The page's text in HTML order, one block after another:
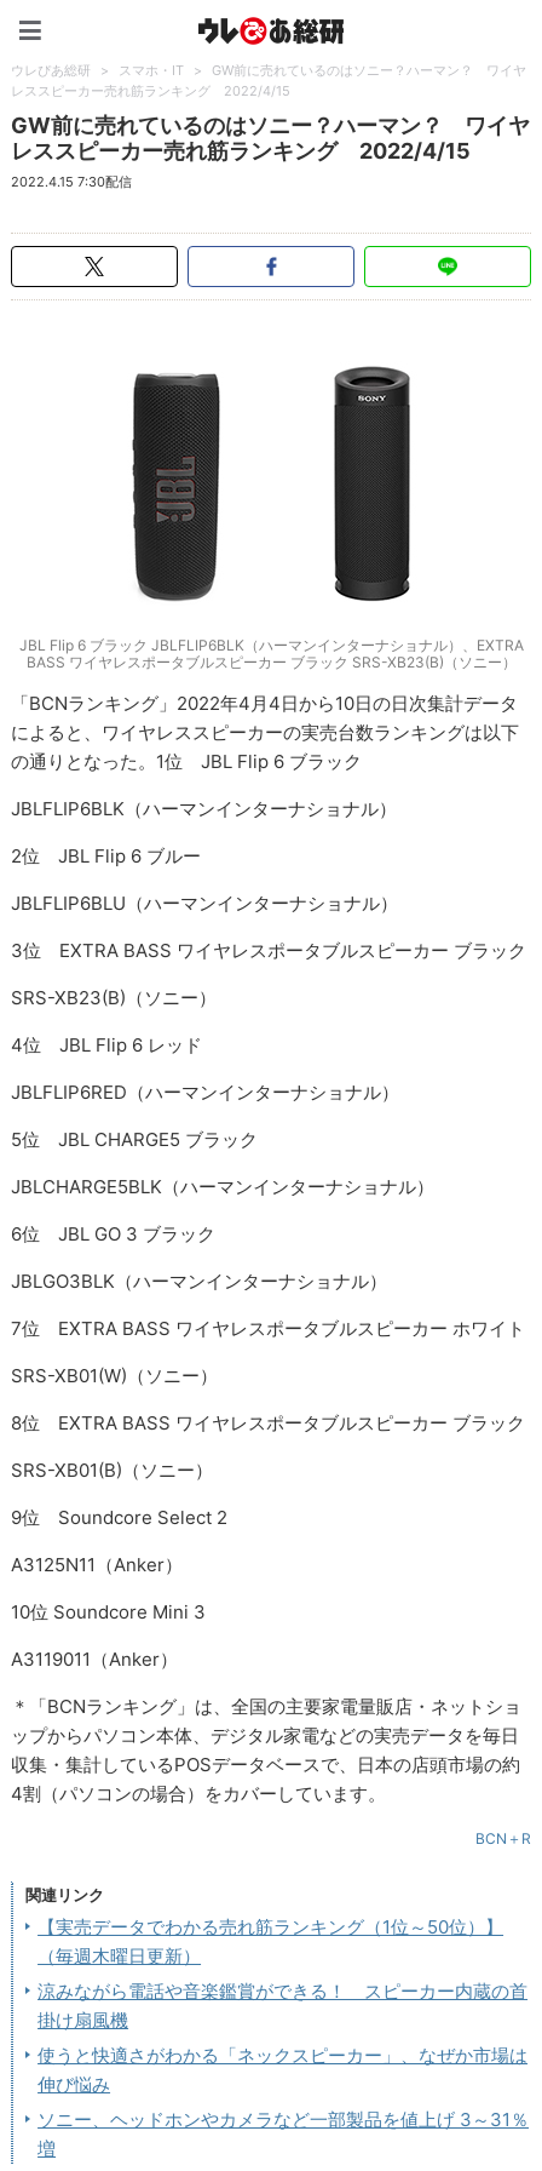
ウレぴあ総研 > スマホ・IT >
GW前に売れているのはソニー？ハーマン？ ワイヤ
レススピーカー売れ筋ランキング 2022/4/15
GW前に売れているのはソニー？ハーマン？ ワイヤ
レススピーカー売れ筋ランキング 2022/4/15
2022.4.15 7:30配信
JBL Flip 6 ブラック JBLFLIP6BLK（ハーマンインターナショナル）、EXTRA
BASS ワイヤレスポータブルスピーカー ブラック SRS-XB23(B)（ソニー）
「BCNランキング」2022年4月4日から10日の日次集計データ
によると、ワイヤレススピーカーの実売台数ランキングは以下
の通りとなった。1位 JBL Flip 6 ブラック
JBLFLIP6BLK（ハーマンインターナショナル）
2位 JBL Flip 6 ブルー
JBLFLIP6BLU（ハーマンインターナショナル）
3位 EXTRA BASS ワイヤレスポータブルスピーカー ブラック
SRS-XB23(B)（ソニー）
4位 JBL Flip 6 レッド
JBLFLIP6RED（ハーマンインターナショナル）
5位 JBL CHARGE5 ブラック
JBLCHARGE5BLK（ハーマンインターナショナル）
6位 JBL GO 3 ブラック
JBLGO3BLK（ハーマンインターナショナル）
7位 EXTRA BASS ワイヤレスポータブルスピーカー ホワイト
SRS-XB01(W)（ソニー）
8位 EXTRA BASS ワイヤレスポータブルスピーカー ブラック
SRS-XB01(B)（ソニー）
9位 Soundcore Select 2
A3125N11（Anker）
10位 Soundcore Mini 3
A3119011（Anker）
＊「BCNランキング」は、全国の主要家電量販店・ネットショ
ップからパソコン本体、デジタル家電などの実売データを毎日
収集・集計しているPOSデータベースで、日本の店頭市場の約
4割（パソコンの場合）をカバーしています。
BCN＋R
関連リンク
【実売データでわかる売れ筋ランキング（1位～50位）】
（毎週木曜日更新）
涼みながら電話や音楽鑑賞ができる！ スピーカー内蔵の首
掛け扇風機
使うと快適さがわかる「ネックスピーカー」、なぜか市場は
伸び悩み
ソニー、ヘッドホンやカメラなど一部製品を値上げ 3～31％
増